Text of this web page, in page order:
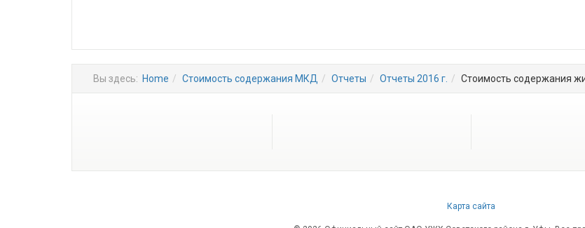
Вы здесь: Home Стоимость содержания МКД Отчеты Отчеты 2016 г. Стоимость содержания
Карта сайта